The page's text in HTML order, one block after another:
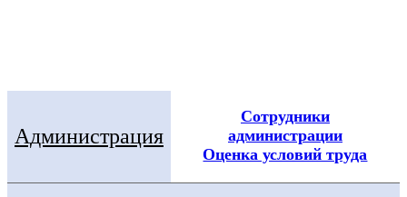
Администрация
Сотрудники
администрации
Оценка условий труда